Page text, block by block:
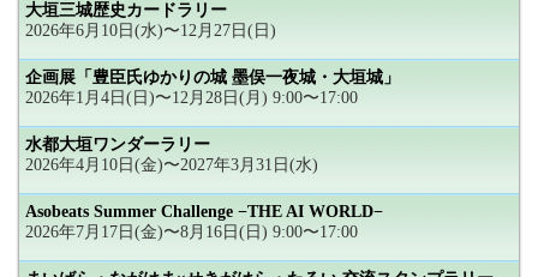
大垣三城歴史カードラリー
2026年6月10日(水)〜12月27日(日)
企画展「豊臣氏ゆかりの城 墨俣一夜城・大垣城」
2026年1月4日(日)〜12月28日(月) 9:00〜17:00
水都大垣ワンダーラリー
2026年4月10日(金)〜2027年3月31日(水)
Asobeats Summer Challenge −THE AI WORLD−
2026年7月17日(金)〜8月16日(日) 9:00〜17:00